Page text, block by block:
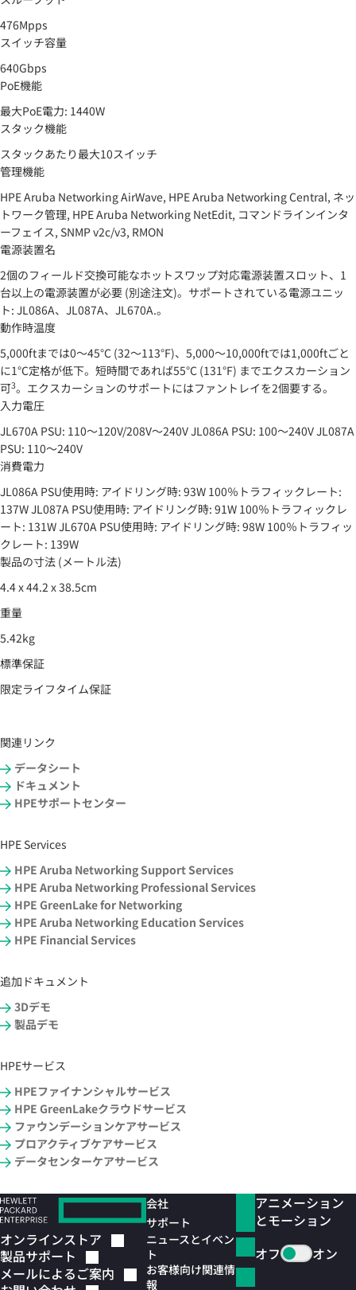
476Mpps
スイッチ容量
640Gbps
PoE機能
最大PoE電力: 1440W
スタック機能
スタックあたり最大10スイッチ
管理機能
HPE Aruba Networking AirWave, HPE Aruba Networking Central, ネッ
トワーク管理, HPE Aruba Networking NetEdit, コマンドラインインタ
ーフェイス, SNMP v2c/v3, RMON
電源装置名
2個のフィールド交換可能なホットスワップ対応電源装置スロット、1
台以上の電源装置が必要 (別途注文)。サポートされている電源ユニッ
ト: JL086A、JL087A、JL670A.。
動作時温度
5,000ftまでは0～45°C (32～113°F)、5,000～10,000ftでは1,000ftごと
に1°C定格が低下。短時間であれば55°C (131°F) までエクスカーション
可3。エクスカーションのサポートにはファントレイを2個要する。
入力電圧
JL670A PSU: 110～120V/208V～240V JL086A PSU: 100～240V JL087A
PSU: 110～240V
消費電力
JL086A PSU使用時: アイドリング時: 93W 100％トラフィックレート:
137W JL087A PSU使用時: アイドリング時: 91W 100％トラフィックレ
ート: 131W JL670A PSU使用時: アイドリング時: 98W 100％トラフィッ
クレート: 139W
製品の寸法 (メートル法)
4.4 x 44.2 x 38.5cm
重量
5.42kg
標準保証
限定ライフタイム保証
関連リンク
データシート
ドキュメント
HPEサポートセンター
HPE Services
HPE Aruba Networking Support Services
HPE Aruba Networking Professional Services
HPE GreenLake for Networking
HPE Aruba Networking Education Services
HPE Financial Services
追加ドキュメント
3Dデモ
製品デモ
HPEサービス
HPEファイナンシャルサービス
HPE GreenLakeクラウドサービス
ファウンデーションケアサービス
プロアクティブケアサービス
データセンターケアサービス
オンラインストア
製品サポート
メールによるご案内
会社
サポート
ニュースとイベン
ト
お客様向け関連情
報
アニメーション
とモーション
オフ
オン